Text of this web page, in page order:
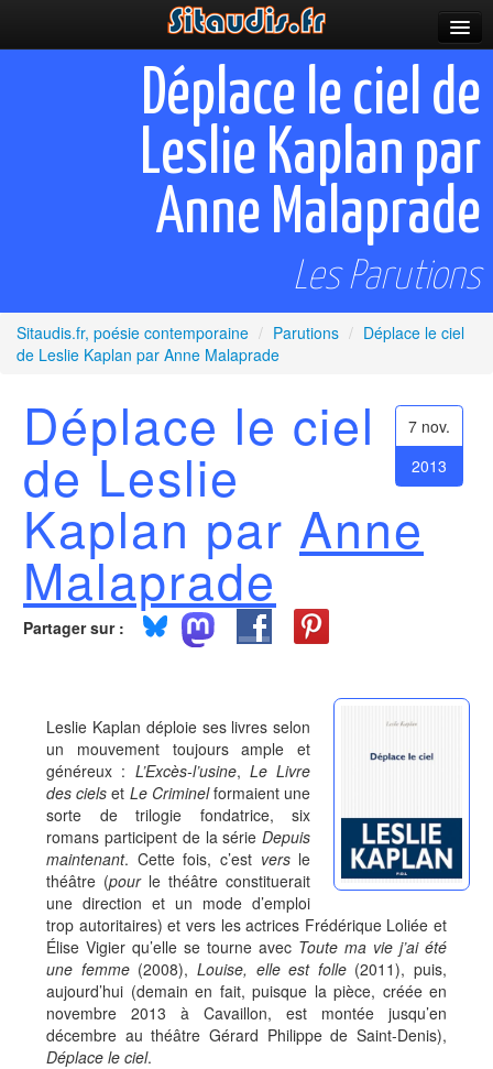
Prescriptions
Déplace le ciel de
Leslie Kaplan par
Anne Malaprade
Les Parutions
Sitaudis.fr, poésie contemporaine / Parutions / Déplace le ciel
de Leslie Kaplan par Anne Malaprade
7 nov.
2013
Déplace le ciel
de Leslie
Kaplan par Anne
Malaprade
Partager sur :
Leslie Kaplan déploie ses livres selon
un mouvement toujours ample et
généreux : L’Excès-l’usine, Le Livre
des ciels et Le Criminelformaient une
sorte de trilogie fondatrice, six
romans participent de la sérieDepuis
maintenant. Cette fois, c’est versle
théâtre (pourle théâtre constituerait
une direction et un mode d’emploi
trop autoritaires) et vers les actrices Frédérique Loliée et
Élise Vigier qu’elle se tourne avec Toute ma vie j’ai été
une femme(2008), Louise, elle est folle(2011), puis,
aujourd’hui (demain en fait, puisque la pièce, créée en
novembre 2013 à Cavaillon, est montée jusqu’en
décembre au théâtre Gérard Philippe de Saint-Denis),
Déplace le ciel.